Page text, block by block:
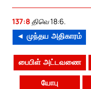
137:8 திவெ 18:6.
◄ முந்தய அதிகாரம்
பைபிள் அட்டவணை
யோபு